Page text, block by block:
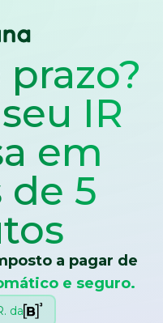
IR
em
de 5
a pagar de
e seguro.
da